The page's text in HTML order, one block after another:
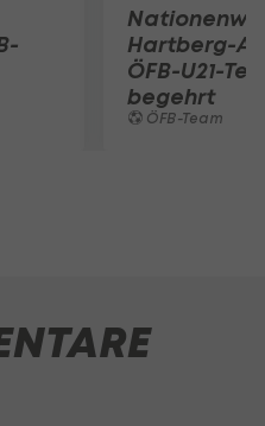
Hartberg-
ÖFB-U21-
begehrt
ÖFB-Team